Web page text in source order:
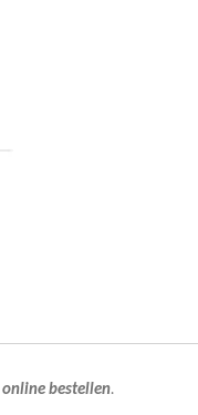
online bestellen.